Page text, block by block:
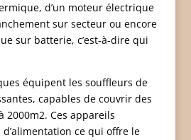
d’un moteur électrique
sur secteur ou encore
sur batterie, c’est-à-dire qui
équipent les souffleurs de
capables de couvrir des
Ces appareils
ce qui offre le